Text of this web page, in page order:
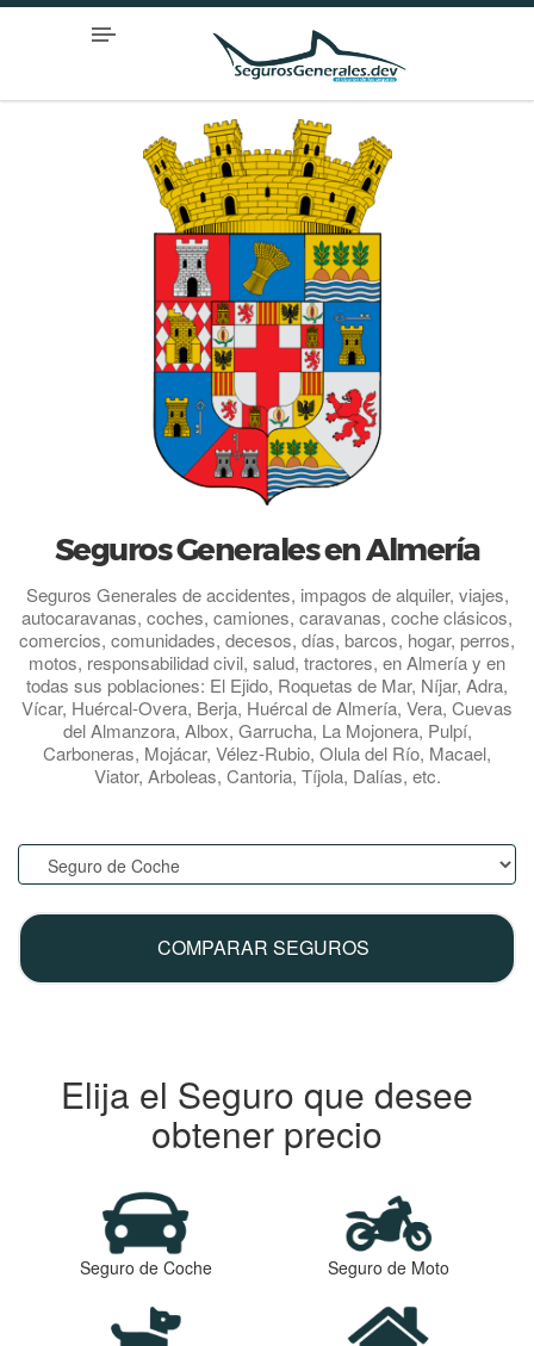
Seguros Generales en Almería
Seguros Generales de accidentes, impagos de alquiler, viajes,
autocaravanas, coches, camiones, caravanas, coche clásicos,
comercios, comunidades, decesos, días, barcos, hogar, perros,
motos, responsabilidad civil, salud, tractores, en Almería y en
todas sus poblaciones: El Ejido, Roquetas de Mar, Níjar, Adra,
Vícar, Huércal-Overa, Berja, Huércal de Almería, Vera, Cuevas
del Almanzora, Albox, Garrucha, La Mojonera, Pulpí,
Carboneras, Mojácar, Vélez-Rubio, Olula del Río, Macael,
Viator, Arboleas, Cantoria, Tíjola, Dalías, etc.
COMPARAR SEGUROS
Elija el Seguro que desee
obtener precio
Seguro de Coche Seguro de Moto